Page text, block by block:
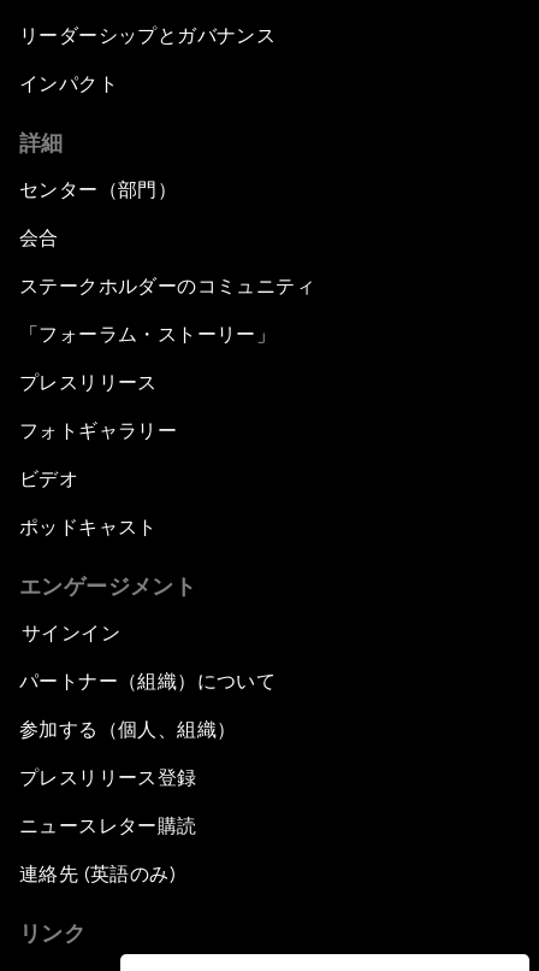
India Economic Outlook
Weaving a Better Future
Himalayan Stand-Off
This Populist World
Karan Johar
Scindia
Preserving Indian Arts
An Insight, An Idea with Sadhguru
The New India
リーダーシップとガバナンス
インパクト
詳細
センター（部門）
会合
ステークホルダーのコミュニティ
「フォーラム・ストーリー」
プレスリリース
フォトギャラリー
ビデオ
ポッドキャスト
エンゲージメント
サインイン
パートナー（組織）について
参加する（個人、組織）
プレスリリース登録
ニュースレター購読
連絡先 (英語のみ)
リンク